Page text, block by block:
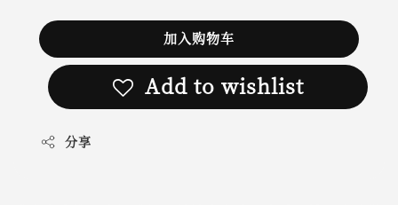
加入购物车
Add to wishlist
分享